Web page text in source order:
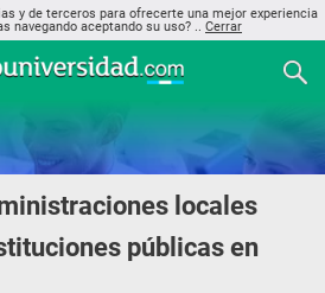
y de terceros para ofrecerte una mejor experiencia
navegando aceptando su uso? .. Cerrar
locales
públicas en